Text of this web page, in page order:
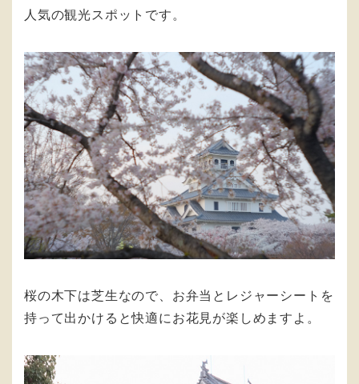
人気の観光スポットです。
桜の木下は芝生なので、お弁当とレジャーシートを
持って出かけると快適にお花見が楽しめますよ。